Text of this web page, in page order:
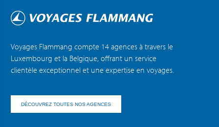
Voyages Flammang compte 14 agences à travers le
Luxembourg et la Belgique, offrant un service
clientèle exceptionnel et une expertise en voyages.
DÉCOUVREZ TOUTES NOS AGENCES